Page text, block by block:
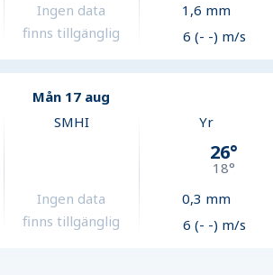
Ingen data
finns tillgänglig
1,6 mm
6 (- -) m/s
Mån 17 aug
SMHI
Ingen data
finns tillgänglig
Yr
26°
18°
0,3 mm
6 (- -) m/s